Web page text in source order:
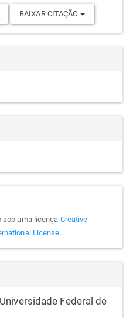
BAIXAR CITAÇÃO
sob uma licença Creative
License.
Universidade Federal de